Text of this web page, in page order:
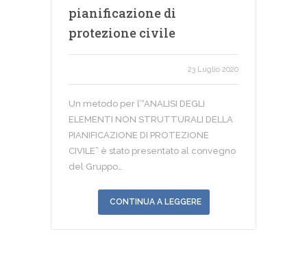
pianificazione di
protezione civile
23 Luglio 2020
Un metodo per l’“ANALISI DEGLI
ELEMENTI NON STRUTTURALI DELLA
PIANIFICAZIONE DI PROTEZIONE
CIVILE” è stato presentato al convegno
del Gruppo…
CONTINUA A LEGGERE